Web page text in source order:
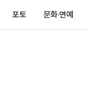
포토 문화·연예